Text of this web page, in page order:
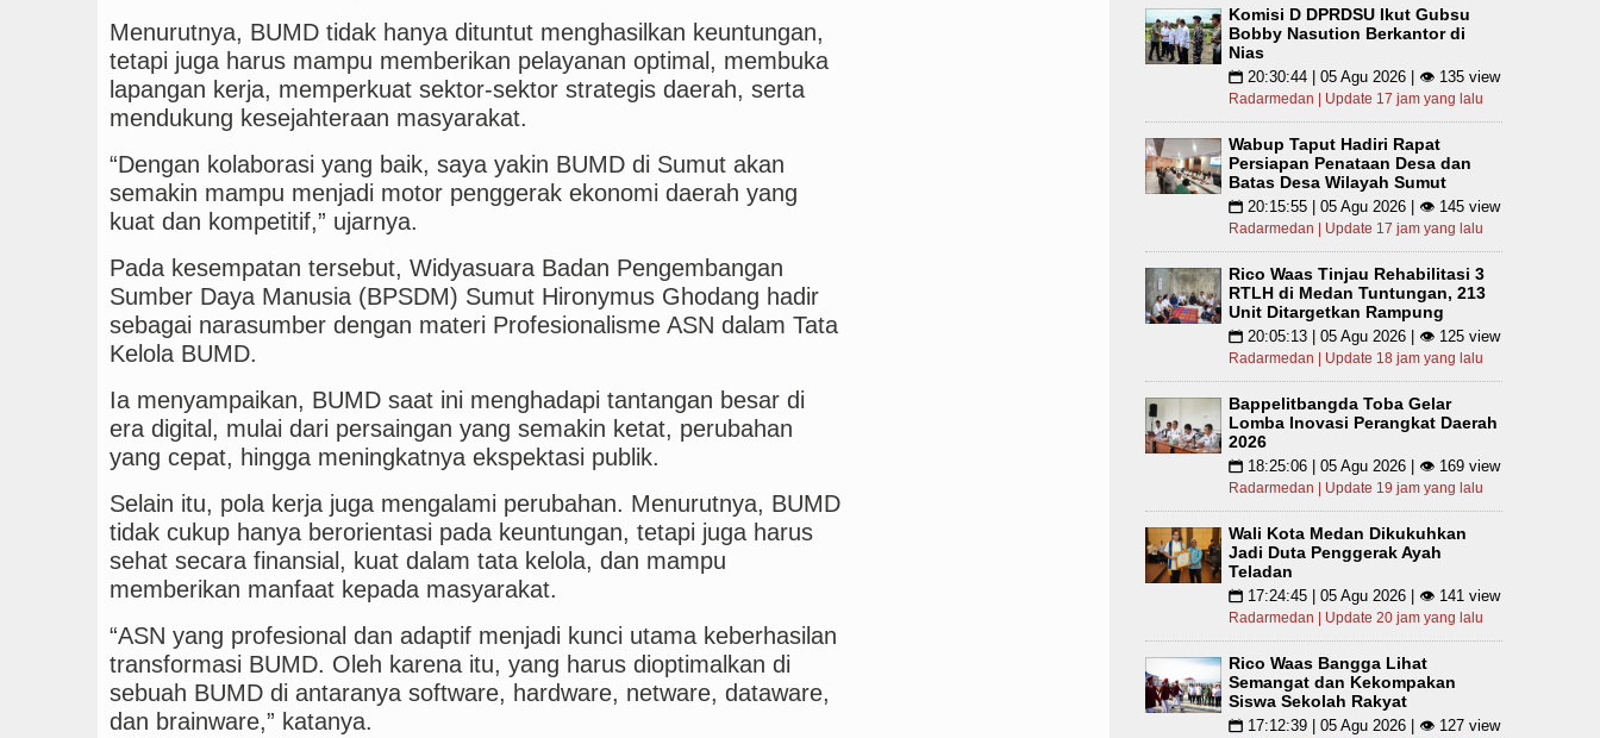
Menurutnya, BUMD tidak hanya dituntut menghasilkan keuntungan,
tetapi juga harus mampu memberikan pelayanan optimal, membuka
lapangan kerja, memperkuat sektor-sektor strategis daerah, serta
mendukung kesejahteraan masyarakat.
“Dengan kolaborasi yang baik, saya yakin BUMD di Sumut akan
semakin mampu menjadi motor penggerak ekonomi daerah yang
kuat dan kompetitif,” ujarnya.
Pada kesempatan tersebut, Widyasuara Badan Pengembangan
Sumber Daya Manusia (BPSDM) Sumut Hironymus Ghodang hadir
sebagai narasumber dengan materi Profesionalisme ASN dalam Tata
Kelola BUMD.
Ia menyampaikan, BUMD saat ini menghadapi tantangan besar di
era digital, mulai dari persaingan yang semakin ketat, perubahan
yang cepat, hingga meningkatnya ekspektasi publik.
Selain itu, pola kerja juga mengalami perubahan. Menurutnya, BUMD
tidak cukup hanya berorientasi pada keuntungan, tetapi juga harus
sehat secara finansial, kuat dalam tata kelola, dan mampu
memberikan manfaat kepada masyarakat.
“ASN yang profesional dan adaptif menjadi kunci utama keberhasilan
transformasi BUMD. Oleh karena itu, yang harus dioptimalkan di
sebuah BUMD di antaranya software, hardware, netware, dataware,
dan brainware,” katanya.
Komisi D DPRDSU Ikut Gubsu
Bobby Nasution Berkantor di
Nias
📅 20:30:44 | 05 Agu 2026 | 👁 135 view
Radarmedan | Update 17 jam yang lalu
Wabup Taput Hadiri Rapat
Persiapan Penataan Desa dan
Batas Desa Wilayah Sumut
📅 20:15:55 | 05 Agu 2026 | 👁 145 view
Radarmedan | Update 17 jam yang lalu
Rico Waas Tinjau Rehabilitasi 3
RTLH di Medan Tuntungan, 213
Unit Ditargetkan Rampung
📅 20:05:13 | 05 Agu 2026 | 👁 125 view
Radarmedan | Update 18 jam yang lalu
Bappelitbangda Toba Gelar
Lomba Inovasi Perangkat Daerah
2026
📅 18:25:06 | 05 Agu 2026 | 👁 169 view
Radarmedan | Update 19 jam yang lalu
Wali Kota Medan Dikukuhkan
Jadi Duta Penggerak Ayah
Teladan
📅 17:24:45 | 05 Agu 2026 | 👁 141 view
Radarmedan | Update 20 jam yang lalu
Rico Waas Bangga Lihat
Semangat dan Kekompakan
Siswa Sekolah Rakyat
📅 17:12:39 | 05 Agu 2026 | 👁 127 view